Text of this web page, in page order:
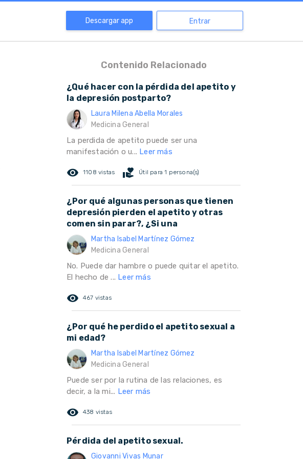
Descargar app Entrar
Contenido Relacionado
¿Qué hacer con la pérdida del apetito y
la depresión postparto?
Laura Milena Abella Morales
Medicina General
La perdida de apetito puede ser una
manifestación o u... Leer más
remove_red_eye 1108 vistas volunteer_activism Útil para 1 persona(s)
¿Por qué algunas personas que tienen
depresión pierden el apetito y otras
comen sin parar?, ¿Si una
Martha Isabel Martínez Gómez
Medicina General
No. Puede dar hambre o puede quitar el apetito.
El hecho de ... Leer más
remove_red_eye 467 vistas
¿Por qué he perdido el apetito sexual a
mi edad?
Martha Isabel Martínez Gómez
Medicina General
Puede ser por la rutina de las relaciones, es
decir, a la mi... Leer más
remove_red_eye 438 vistas
Pérdida del apetito sexual.
Giovanni Vivas Munar